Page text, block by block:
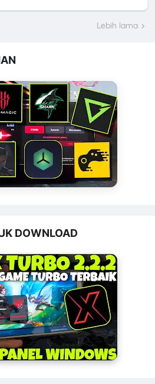
Lebih lama
DOWNLOAD